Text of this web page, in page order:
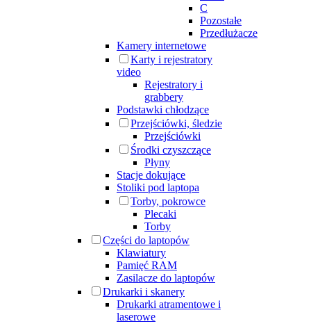
C
Pozostałe
Przedłużacze
Kamery internetowe
Karty i rejestratory
video
Rejestratory i
grabbery
Podstawki chłodzące
Przejściówki, śledzie
Przejściówki
Środki czyszczące
Płyny
Stacje dokujące
Stoliki pod laptopa
Torby, pokrowce
Plecaki
Torby
Części do laptopów
Klawiatury
Pamięć RAM
Zasilacze do laptopów
Drukarki i skanery
Drukarki atramentowe i
laserowe